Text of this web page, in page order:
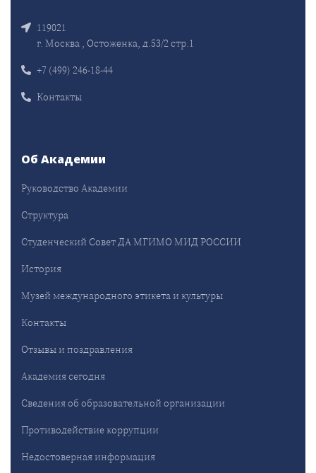
119021
г. Москва , Остоженка, д.53/2 стр.1
+7 (499) 246-18-44
Контакты
Об Академии
Руководство Академии
Структура
Студенческий Совет ДА МГИМО МИД РОССИИ
История
Музей международного этикета и культуры
Контакты
Отзывы и поздравления
Академия сегодня
Сведения об образовательной организации
Противодействие коррупции
Недостоверная информация